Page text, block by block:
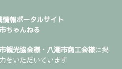
情報ポータルサイト
ちゃんねる
観光協会様・ 八潮市商工会様に掲
をいただいています